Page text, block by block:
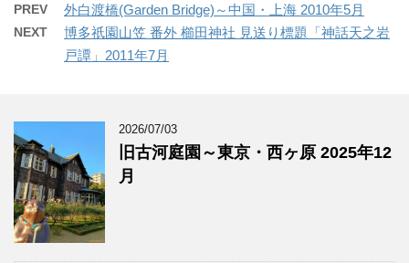
PREV 外白渡橋(Garden Bridge)～中国・上海 2010年5月
NEXT
博多祇園山笠 番外 櫛田神社 見送り標題「神話天之岩
戸譚」2011年7月
2026/07/03
旧古河庭園～東京・西ヶ原 2025年12
月